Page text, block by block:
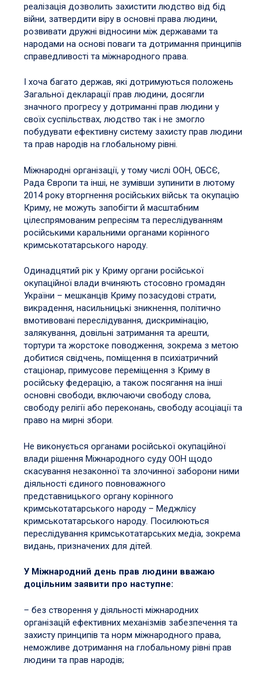
реалізація дозволить захистити людство від бід
війни, затвердити віру в основні права людини,
розвивати дружні відносини між державами та
народами на основі поваги та дотримання принципів
справедливості та міжнародного права.
І хоча багато держав, які дотримуються положень
Загальної декларації прав людини, досягли
значного прогресу у дотриманні прав людини у
своїх суспільствах, людство так і не змогло
побудувати ефективну систему захисту прав людини
та прав народів на глобальному рівні.
Міжнародні організації, у тому числі ООН, ОБСЄ,
Рада Європи та інші, не зумівши зупинити в лютому
2014 року вторгнення російських військ та окупацію
Криму, не можуть запобігти й масштабним
цілеспрямованим репресіям та переслідуванням
російськими каральними органами корінного
кримськотатарського народу.
Одинадцятий рік у Криму органи російської
окупаційної влади вчиняють стосовно громадян
України – мешканців Криму позасудові страти,
викрадення, насильницькі зникнення, політично
вмотивовані переслідування, дискримінацію,
залякування, довільні затримання та арешти,
тортури та жорстоке поводження, зокрема з метою
добитися свідчень, поміщення в психіатричний
стаціонар, примусове переміщення з Криму в
російську федерацію, а також посягання на інші
основні свободи, включаючи свободу слова,
свободу релігії або переконань, свободу асоціації та
право на мирні збори.
Не виконується органами російської окупаційної
влади рішення Міжнародного суду ООН щодо
скасування незаконної та злочинної заборони ними
діяльності єдиного повноважного
представницького органу корінного
кримськотатарського народу – Меджлісу
кримськотатарського народу. Посилюються
переслідування кримськотатарських медіа, зокрема
видань, призначених для дітей.
У Міжнародний день прав людини вважаю
доцільним заявити про наступне:
– без створення у діяльності міжнародних
організацій ефективних механізмів забезпечення та
захисту принципів та норм міжнародного права,
неможливе дотримання на глобальному рівні прав
людини та прав народів;